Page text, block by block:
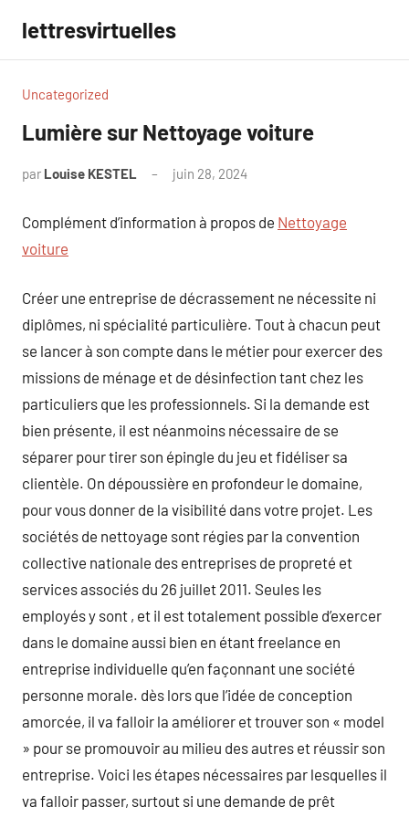
contenu
lettresvirtuelles
Uncategorized
Lumière sur Nettoyage voiture
par Louise KESTEL juin 28, 2024
Complément d’information à propos de Nettoyage
voiture
Créer une entreprise de décrassement ne nécessite ni
diplômes, ni spécialité particulière. Tout à chacun peut
se lancer à son compte dans le métier pour exercer des
missions de ménage et de désinfection tant chez les
particuliers que les professionnels. Si la demande est
bien présente, il est néanmoins nécessaire de se
séparer pour tirer son épingle du jeu et fidéliser sa
clientèle. On dépoussière en profondeur le domaine,
pour vous donner de la visibilité dans votre projet. Les
sociétés de nettoyage sont régies par la convention
collective nationale des entreprises de propreté et
services associés du 26 juillet 2011. Seules les
employés y sont , et il est totalement possible d’exercer
dans le domaine aussi bien en étant freelance en
entreprise individuelle qu’en façonnant une société
personne morale. dès lors que l’idée de conception
amorcée, il va falloir la améliorer et trouver son « model
» pour se promouvoir au milieu des autres et réussir son
entreprise. Voici les étapes nécessaires par lesquelles il
va falloir passer, surtout si une demande de prêt